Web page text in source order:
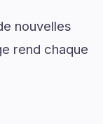
nouvelles
rend chaque